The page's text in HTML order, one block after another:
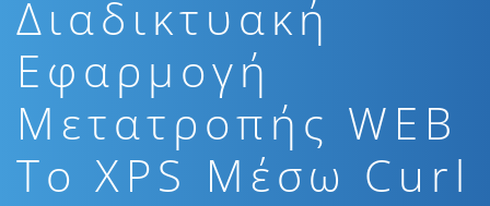
Διαδικτυακή
Εφαρμογή
Μετατροπής WEB
To XPS Μέσω Curl